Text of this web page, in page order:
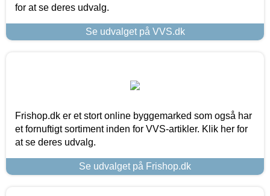
for at se deres udvalg.
Se udvalget på VVS.dk
Frishop.dk er et stort online byggemarked som også har
et fornuftigt sortiment inden for VVS-artikler. Klik her for
at se deres udvalg.
Se udvalget på Frishop.dk